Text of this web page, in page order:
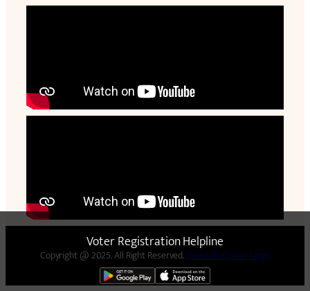
Voter Registration Helpline
Copyright @ 2025. All Right Reserved.Awanish Kumar Singh